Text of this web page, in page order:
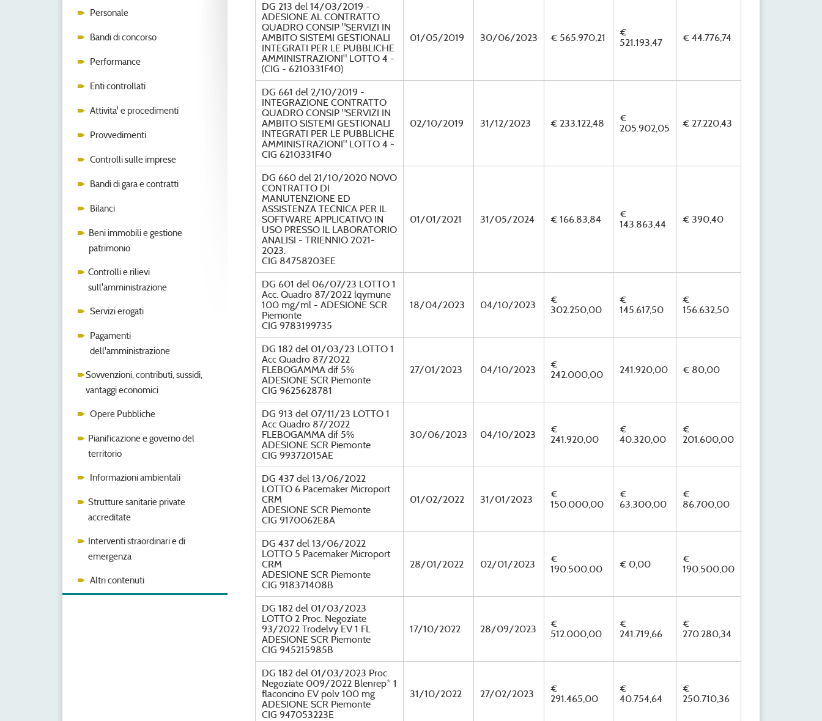
Personale
Bandi di concorso
Performance
Enti controllati
Attivita' e procedimenti
Provvedimenti
Controlli sulle imprese
Bandi di gara e contratti
Bilanci
Beni immobili e gestione
patrimonio
Controlli e rilievi
sull'amministrazione
Servizi erogati
Pagamenti
dell'amministrazione
Sovvenzioni, contributi, sussidi,
vantaggi economici
Opere Pubbliche
Pianificazione e governo del
territorio
Informazioni ambientali
Strutture sanitarie private
accreditate
Interventi straordinari e di
emergenza
Altri contenuti
DG 213 del 14/03/2019 -
ADESIONE AL CONTRATTO
QUADRO CONSIP "SERVIZI IN
AMBITO SISTEMI GESTIONALI
INTEGRATI PER LE PUBBLICHE
AMMINISTRAZIONI" LOTTO 4 -
(CIG - 6210331F40)
01/05/2019 30/06/2023 € 565.970,21
€
521.193,47
€ 44.776,74
DG 661 del 2/10/2019 -
INTEGRAZIONE CONTRATTO
QUADRO CONSIP "SERVIZI IN
AMBITO SISTEMI GESTIONALI
INTEGRATI PER LE PUBBLICHE
AMMINISTRAZIONI" LOTTO 4 -
CIG 6210331F40
02/10/2019 31/12/2023 € 233.122,48
€
205.902,05
€ 27.220,43
DG 660 del 21/10/2020 NOVO
CONTRATTO DI
MANUTENZIONE ED
ASSISTENZA TECNICA PER IL
SOFTWARE APPLICATIVO IN
USO PRESSO IL LABORATORIO
ANALISI - TRIENNIO 2021-
2023.
CIG 84758203EE
01/01/2021 31/05/2024 € 166.83,84
€
143.863,44
€ 390,40
DG 601 del 06/07/23 LOTTO 1
Acc. Quadro 87/2022 lqymune
100 mg/ml - ADESIONE SCR
Piemonte
CIG 9783199735
18/04/2023 04/10/2023
€
302.250,00
€
145.617,50
€
156.632,50
DG 182 del 01/03/23 LOTTO 1
Acc Quadro 87/2022
FLEBOGAMMA dif 5%
ADESIONE SCR Piemonte
CIG 9625628781
27/01/2023 04/10/2023
€
242.000,00
241.920,00 € 80,00
DG 913 del 07/11/23 LOTTO 1
Acc Quadro 87/2022
FLEBOGAMMA dif 5%
ADESIONE SCR Piemonte
CIG 99372015AE
30/06/2023 04/10/2023
€
241.920,00
€
40.320,00
€
201.600,00
DG 437 del 13/06/2022
LOTTO 6 Pacemaker Microport
CRM
ADESIONE SCR Piemonte
CIG 9170062E8A
01/02/2022 31/01/2023
€
150.000,00
€
63.300,00
€
86.700,00
DG 437 del 13/06/2022
LOTTO 5 Pacemaker Microport
CRM
ADESIONE SCR Piemonte
CIG 918371408B
28/01/2022 02/01/2023
€
190.500,00
€ 0,00
€
190.500,00
DG 182 del 01/03/2023
LOTTO 2 Proc. Negoziate
93/2022 Trodelvy EV 1 FL
ADESIONE SCR Piemonte
CIG 945215985B
17/10/2022 28/09/2023
€
512.000,00
€
241.719,66
€
270.280,34
DG 182 del 01/03/2023 Proc.
Negoziate 009/2022 Blenrep* 1
flaconcino EV polv 100 mg
ADESIONE SCR Piemonte
CIG 947053223E
31/10/2022 27/02/2023
€
291.465,00
€
40.754,64
€
250.710,36